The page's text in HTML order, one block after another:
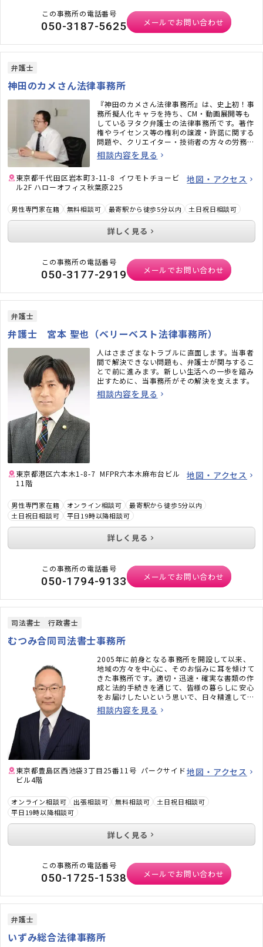
この事務所の電話番号
050-3187-5625 メールでお問い合わせ
弁護士
神田のカメさん法律事務所
『神田のカメさん法律事務所』は、史上初！事
務所擬人化キャラを持ち、CM・動画展開等も
しているヲタク弁護士の法律事務所です。著作
権やライセンス等の権利の譲渡・許諾に関する
問題や、クリエイター・技術者の方々の労務問
題にも力を入れています。また、相続問題、遺
言書作成、戦略的離婚サービスなどもご好評い
相談内容を見る
東京都千代田区岩本町3-11-8 イワモトチョービ
ル2F ハローオフィス秋葉原225
地図・アクセス
男性専門家在籍 無料相談可 最寄駅から徒歩5分以内 土日祝日相談可
詳しく見る
この事務所の電話番号
050-3177-2919 メールでお問い合わせ
弁護士
弁護士 宮本 聖也（ベリーベスト法律事務所）
人はさまざまなトラブルに直面します。当事者
間で解決できない問題も、弁護士が関与するこ
とで前に進みます。新しい生活への一歩を踏み
出すために、当事務所がその解決を支えます。
相談内容を見る
東京都港区六本木1-8-7 MFPR六本木麻布台ビル
11階
地図・アクセス
男性専門家在籍 オンライン相談可
最寄駅から徒歩5分以内
土日祝日相談可
平日19時以降相談可
詳しく見る
この事務所の電話番号
050-1794-9133 メールでお問い合わせ
司法書士 行政書士
むつみ合同司法書士事務所
2005年に前身となる事務所を開設して以来、
地域の方々を中心に、そのお悩みに耳を傾けて
きた事務所です。適切・迅速・確実な書類の作
成と法的手続きを通じて、皆様の暮らしに安心
をお届けしたいという思いで、日々精進してお
ります 。
相談内容を見る
東京都豊島区西池袋3丁目25番11号 パークサイド
ビル4階
地図・アクセス
オンライン相談可 出張相談可 無料相談可
土日祝日相談可
平日19時以降相談可
詳しく見る
この事務所の電話番号
050-1725-1538 メールでお問い合わせ
弁護士
いずみ総合法律事務所